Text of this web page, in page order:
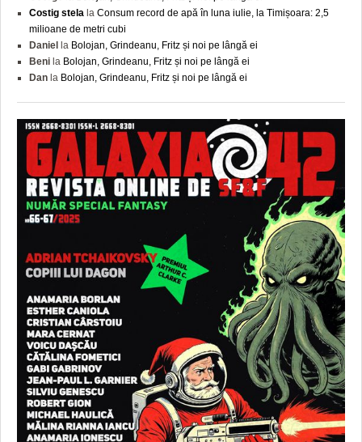
Costig stela la Consum record de apă în luna iulie, la Timișoara: 2,5
milioane de metri cubi
Daniel
la Bolojan, Grindeanu, Fritz și noi pe lângă ei
Beni la Bolojan, Grindeanu, Fritz și noi pe lângă ei
Dan la Bolojan, Grindeanu, Fritz și noi pe lângă ei